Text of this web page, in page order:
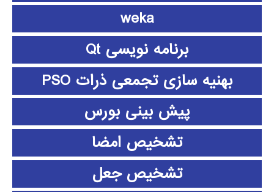
weka
برنامه نویسی Qt
بهنیه سازی تجمعی ذرات PSO
پیش بینی بورس
تشخیص امضا
تشخیص جعل